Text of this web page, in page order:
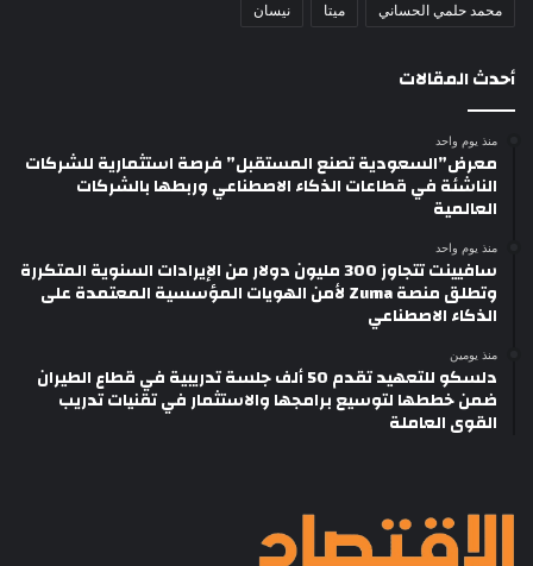
محمد حلمي الحساني ميتا نيسان
أحدث المقالات
منذ يوم واحد
معرض”السعودية تصنع المستقبل” فرصة استثمارية للشركات
الناشئة في قطاعات الذكاء الاصطناعي وربطها بالشركات
العالمية
منذ يوم واحد
سافيينت تتجاوز 300 مليون دولار من الإيرادات السنوية المتكررة
وتطلق منصة Zuma لأمن الهويات المؤسسية المعتمدة على
الذكاء الاصطناعي
منذ يومين
دلسكو للتعهيد تقدم 50 ألف جلسة تدريبية في قطاع الطيران
ضمن خططها لتوسيع برامجها والاستثمار في تقنيات تدريب
القوى العاملة